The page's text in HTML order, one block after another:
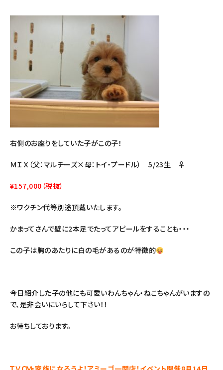
右側のお座りをしていた子がこの子！
ＭＩＸ（父：マルチーズ×母：トイ・プードル） 5/23生 ♀
¥157,000（税抜）
※ワクチン代等別途頂戴いたします。
かまってさんで壁に2本足でたってアピールをすることも・・・
この子は胸のあたりに白の毛があるのが特徴的
今日紹介した子の他にも可愛いわんちゃん・ねこちゃんがいますの
で、是非会いにいらして下さい！！
お待ちしております。